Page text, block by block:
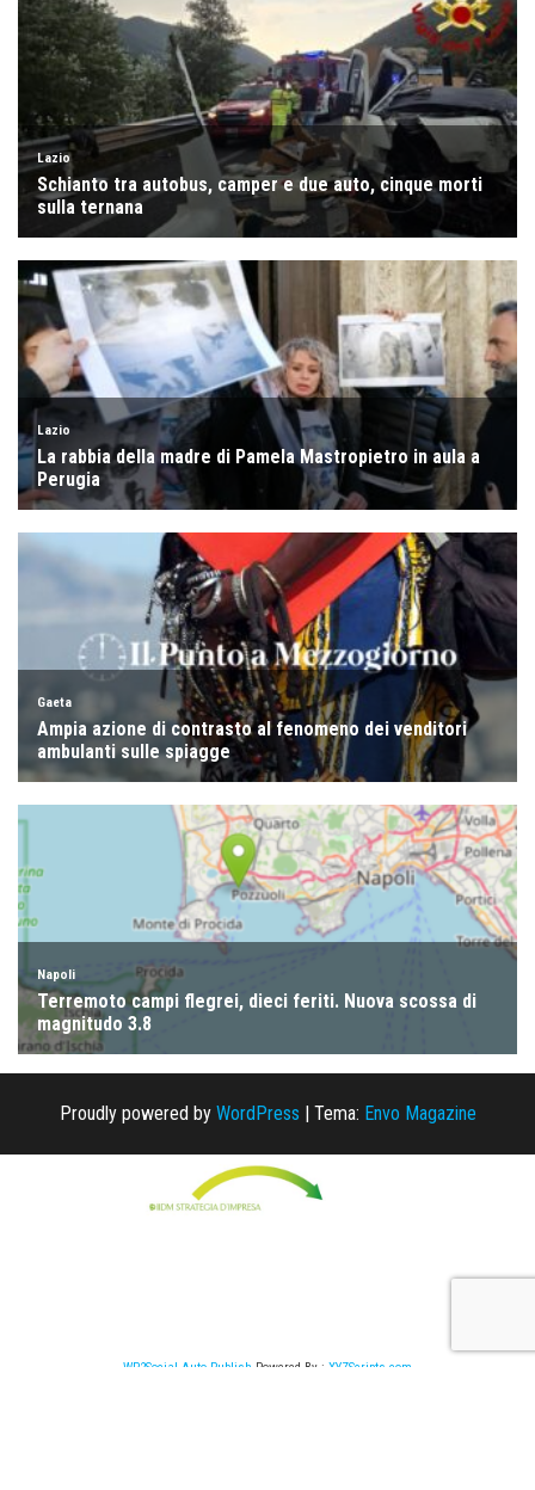
Proudly powered by WordPress Tema: Envo Magazine
WP2Social Auto Publish Powered By : XYZScripts.com